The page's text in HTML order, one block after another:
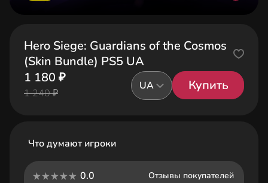
Hero Siege: Guardians of the Cosmos
(Skin Bundle) PS5 UA
1 180 ₽
1 240 ₽
UA Купить
Что думают игроки
0.0
Отзывы покупателей